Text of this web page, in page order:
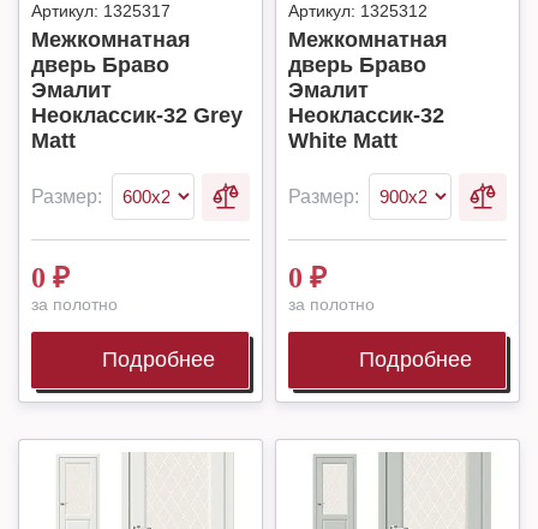
Артикул: 1325317
Межкомнатная
дверь Браво
Эмалит
Неоклассик-32 Grey
Matt
Размер:
0 ₽
за полотно
Подробнее
Артикул: 1325312
Межкомнатная
дверь Браво
Эмалит
Неоклассик-32
White Matt
Размер:
0 ₽
за полотно
Подробнее